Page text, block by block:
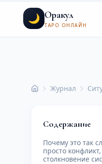
🌙 Оракул
ТАРО ОНЛАЙН
ГлавнаяЖурнал
Содержание
Почему это так
просто
столкновение